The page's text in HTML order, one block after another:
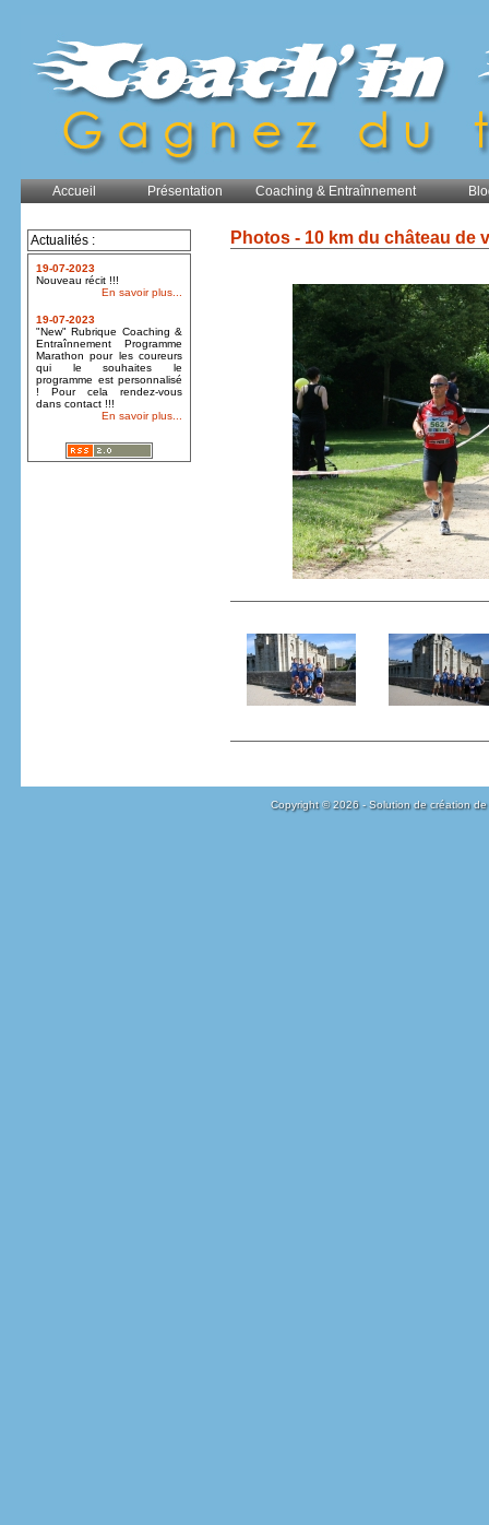
Accueil Présentation Coaching & Entraînnement
Actualités :
19-07-2023
Nouveau récit !!!
En savoir plus...
19-07-2023
"New" Rubrique Coaching &
Entraînnement Programme
Marathon pour les coureurs
qui le souhaites le
programme est personnalisé
! Pour cela rendez-vous
dans contact !!!
En savoir plus...
Photos - 10 km du château de
Copyright © 2026 - Solution de création